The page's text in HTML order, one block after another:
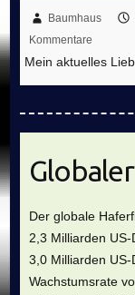
Baumhaus
Kommentare
Mein aktuelles
Der globale
2,3 Milliarden
3,0 Milliarden
Wachstumsrate